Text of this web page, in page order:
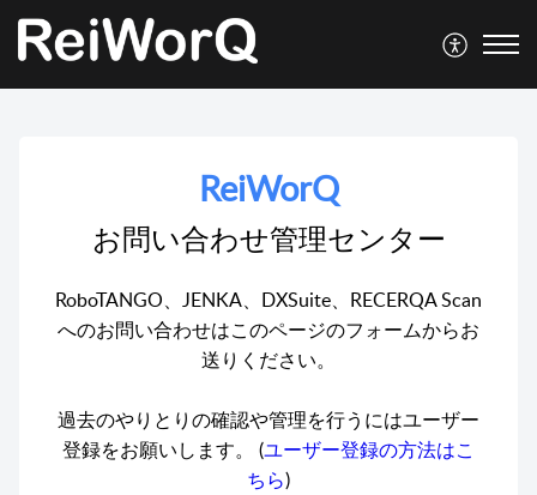
ReiWorQ
お問い合わせ管理センター
RoboTANGO、JENKA、DXSuite、RECERQA Scan
へのお問い合わせはこのページのフォームからお
送りください。
過去のやりとりの確認や管理を行うにはユーザー
登録をお願いします。 (ユーザー登録の方法はこ
ちら)